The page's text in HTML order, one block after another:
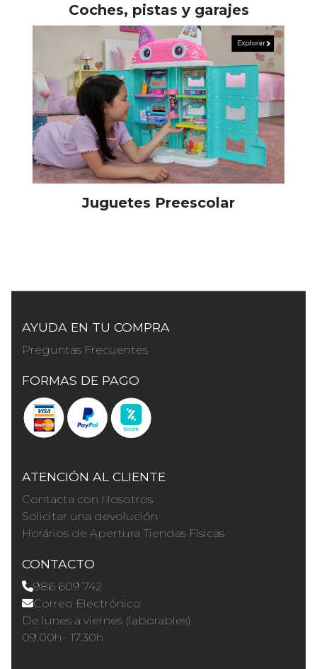
Coches, pistas y garajes
Juguetes Preescolar
AYUDA EN TU COMPRA
Preguntas Frecuentes
FORMAS DE PAGO
ATENCIÓN AL CLIENTE
Contacta con Nosotros
Solicitar una devolución
Horários de Apertura Tiendas Físicas
CONTACTO
986 609 742
Correo Electrónico
De lunes a viernes (laborables)
09.00h · 17.30h